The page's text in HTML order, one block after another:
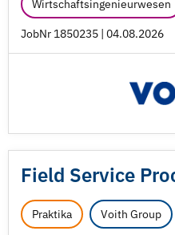
Wirtschaftsingenieurwesen
JobNr 1850235 | 04.08.2026
Field Service
Praktika Voith Group